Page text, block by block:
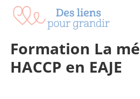
principal
Formation La
HACCP en EAJE